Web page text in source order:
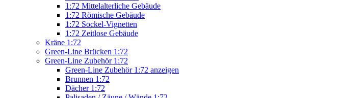
1:72 Mittelalterliche Gebäude
1:72 Römische Gebäude
1:72 Sockel-Vignetten
1:72 Zeitlose Gebäude
Kräne 1:72
Green-Line Brücken 1:72
Green-Line Zubehör 1:72
Green-Line Zubehör 1:72 anzeigen
Brunnen 1:72
Dächer 1:72